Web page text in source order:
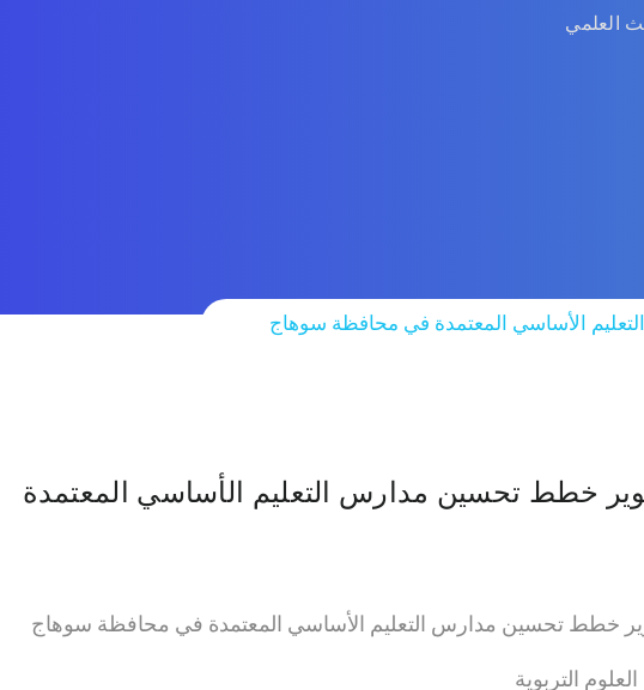
العلمي
الأساسي المعتمدة في محافظة سوهاج
خطط تحسين مدارس التعليم الأساسي المعتمدة
خطط تحسين مدارس التعليم الأساسي المعتمدة في محافظة سوهاج
التربوية